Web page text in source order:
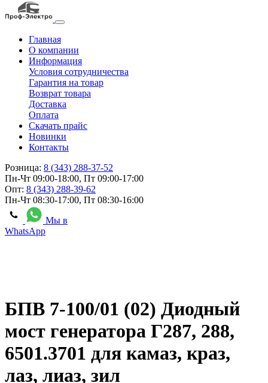
Главная
О компании
Информация
Условия сотрудничества
Гарантия на товар
Возврат товара
Доставка
Оплата
Скачать прайс
Новинки
Контакты
Розница: 8 (343) 288-37-52
Пн-Чт 09:00-18:00, Пт 09:00-17:00
Опт: 8 (343) 288-39-62
Пн-Чт 08:30-17:00, Пт 08:30-16:00
Мы в
WhatsApp
БПВ 7-100/01 (02) Диодный
мост генератора Г287, 288,
6501.3701 для камаз, краз,
лаз, лиаз, зил